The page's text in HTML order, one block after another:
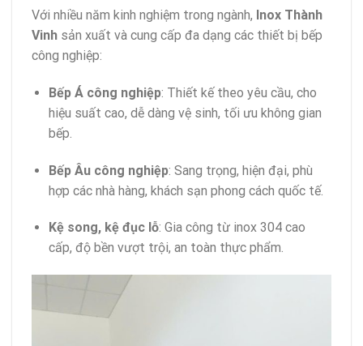
Với nhiều năm kinh nghiệm trong ngành, Inox Thành
Vinh sản xuất và cung cấp đa dạng các thiết bị bếp
công nghiệp:
Bếp Á công nghiệp: Thiết kế theo yêu cầu, cho
hiệu suất cao, dễ dàng vệ sinh, tối ưu không gian
bếp.
Bếp Âu công nghiệp: Sang trọng, hiện đại, phù
hợp các nhà hàng, khách sạn phong cách quốc tế.
Kệ song, kệ đục lỗ: Gia công từ inox 304 cao
cấp, độ bền vượt trội, an toàn thực phẩm.